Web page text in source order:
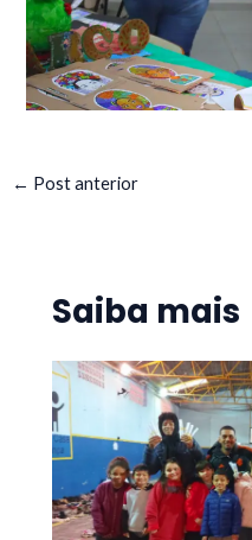
← Post anterior
Saiba mais